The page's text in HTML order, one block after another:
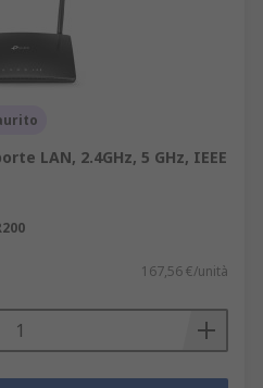
LAN, 2.4GHz, 5 GHz, IEEE
167,56 €/unità